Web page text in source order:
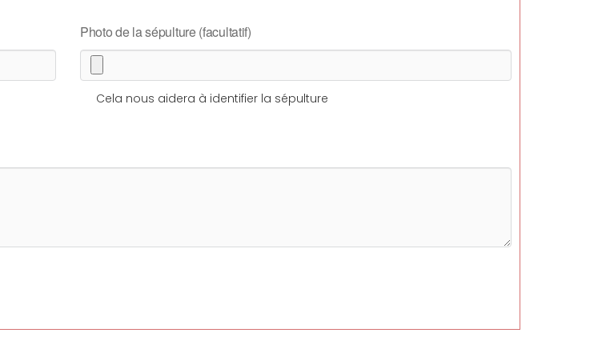
Photo de la sépulture (facultatif)
Cela nous aidera à identifier la sépulture